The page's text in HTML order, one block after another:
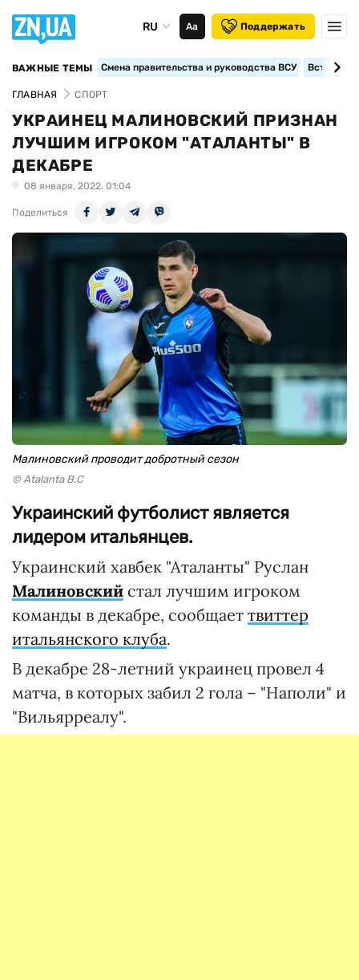
RU Аа Поддержать
ВАЖНЫЕ ТЕМЫ Смена правительства и руководства ВСУ
ГЛАВНАЯ СПОРТ
УКРАИНЕЦ МАЛИНОВСКИЙ ПРИЗНАН
ЛУЧШИМ ИГРОКОМ "АТАЛАНТЫ" В
ДЕКАБРЕ
08 января, 2022, 01:04
Поделиться
Малиновский проводит добротный сезон
© Atalanta B.C
Украинский футболист является
лидером итальянцев.
Украинский хавбек "Аталанты" Руслан
Малиновский стал лучшим игроком
команды в декабре, сообщает твиттер
итальянского клуба.
В декабре 28-летний украинец провел 4
матча, в которых забил 2 гола – "Наполи" и
"Вильярреалу".